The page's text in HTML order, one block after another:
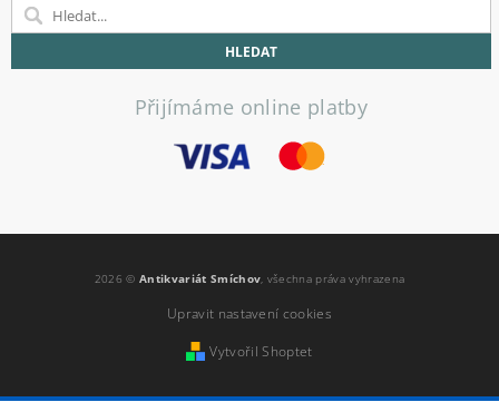
Přijímáme online platby
2026 ©Antikvariát Smíchov, všechna práva vyhrazena
Upravit nastavení cookies
Vytvořil Shoptet